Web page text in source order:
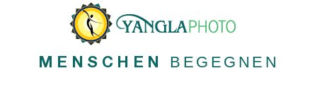
MENSCHEN BEGEGNEN